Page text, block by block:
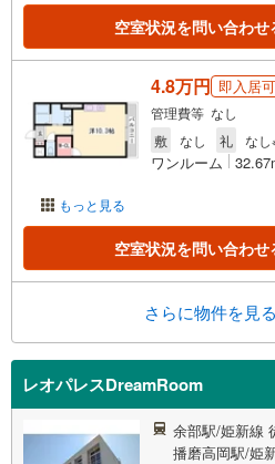
空室状況を問い合わせ
もっと見る
4.8万円 即入居可
管理費等 なし
敷
なし 礼 なし
ワンルーム
空室状況を問い合わせ
さらに物件を見
レオパレスDreamRoom
余部駅/姫新線
播磨高岡駅/姫